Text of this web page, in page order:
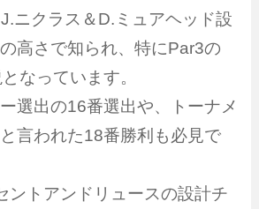
ニクラス＆D.ミュアヘッド設
高さで知られ、特にPar3の
なっています。
選出の16番選出や、トーナメ
言われた18番勝利も必見で
ントアンドリュースの設計チ